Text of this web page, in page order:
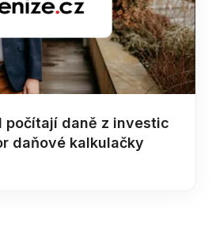
počítají daně z investic
daňové kalkulačky